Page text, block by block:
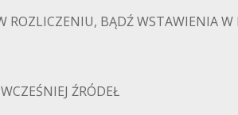
ROZLICZENIU, BĄDŹ WSTAWIENIA W
ŹRÓDEŁ